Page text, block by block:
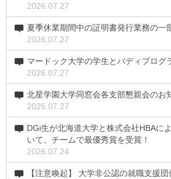
2026.07.27
夏季休業期間中の証明書発行業務の一
2026.07.27
マードック大学の学生とバディプログ
2026.07.27
北星学園大学同窓会各支部懇親会のお
2026.07.27
DGi生が北海道大学と株式会社HBAに
いて、チームで最優秀賞を受賞！
2026.07.24
【注意喚起】 大学非公認の就職支援